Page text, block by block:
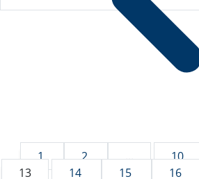
1 2 ... 10
13
14 15 16